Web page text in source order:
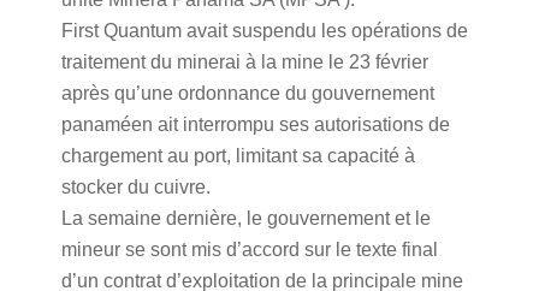
First Quantum avait suspendu les opérations de
traitement du minerai à la mine le 23 février
après qu’une ordonnance du gouvernement
panaméen ait interrompu ses autorisations de
chargement au port, limitant sa capacité à
stocker du cuivre.
La semaine dernière, le gouvernement et le
mineur se sont mis d’accord sur le texte final
d’un contrat d’exploitation de la principale mine